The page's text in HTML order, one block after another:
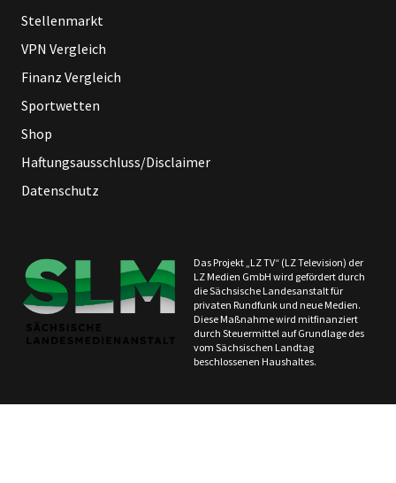
Stellenmarkt
VPN Vergleich
Finanz Vergleich
Sportwetten
Shop
Haftungsausschluss/Disclaimer
Datenschutz
Das Projekt „LZ TV“ (LZ Television) der
LZ Medien GmbH wird gefördert durch
die Sächsische Landesanstalt für
privaten Rundfunk und neue Medien.
Diese Maßnahme wird mitfinanziert
durch Steuermittel auf Grundlage des
vom Sächsischen Landtag
beschlossenen Haushaltes.